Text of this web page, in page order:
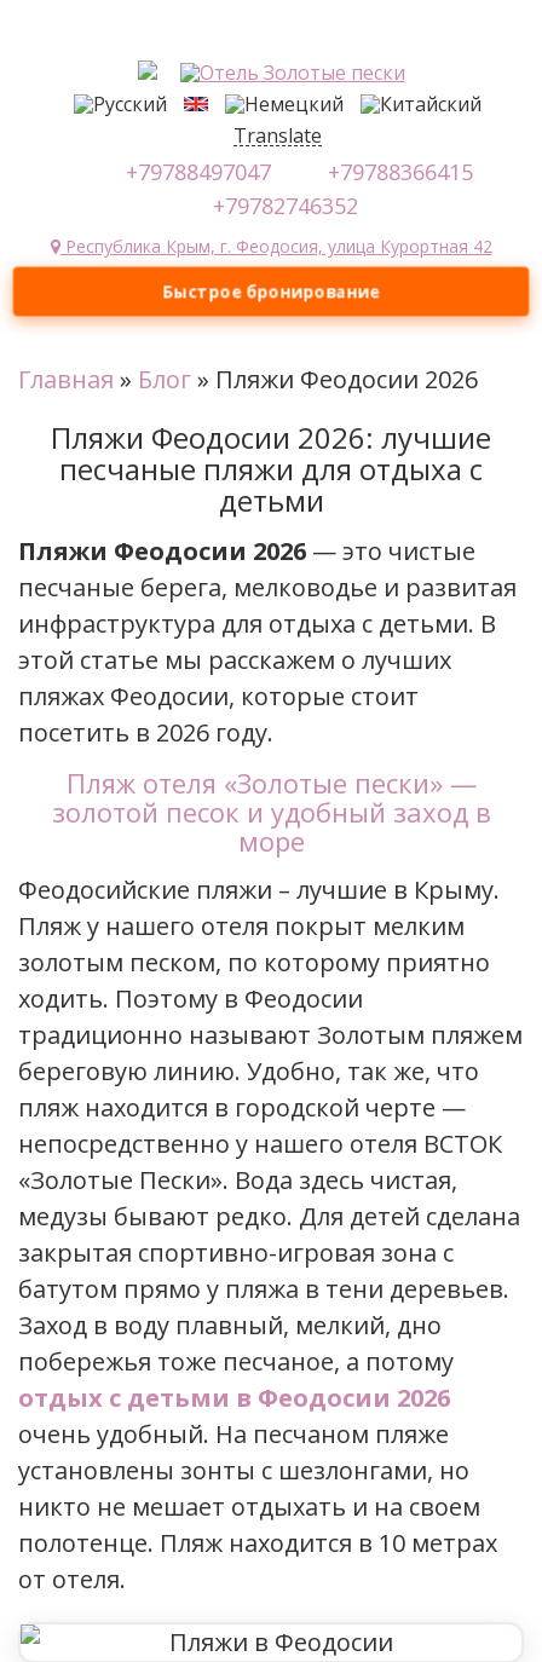
Translate
+79788497047
+79788366415
+79782746352
Республика Крым, г. Феодосия, улица Курортная 42
Быстрое бронирование
Главная » Блог» Пляжи Феодосии 2026
Пляжи Феодосии 2026: лучшие
песчаные пляжи для отдыха с
детьми
Пляжи Феодосии 2026 — это чистые
песчаные берега, мелководье и развитая
инфраструктура для отдыха с детьми. В
этой статье мы расскажем о лучших
пляжах Феодосии, которые стоит
посетить в 2026 году.
Пляж отеля «Золотые пески» —
золотой песок и удобный заход в
море
Феодосийские пляжи – лучшие в Крыму.
Пляж у нашего отеля покрыт мелким
золотым песком, по которому приятно
ходить. Поэтому в Феодосии
традиционно называют Золотым пляжем
береговую линию. Удобно, так же, что
пляж находится в городской черте —
непосредственно у нашего отеля ВСТОК
«Золотые Пески». Вода здесь чистая,
медузы бывают редко. Для детей сделана
закрытая спортивно-игровая зона с
батутом прямо у пляжа в тени деревьев.
Заход в воду плавный, мелкий, дно
побережья тоже песчаное, а потому
отдых с детьми в Феодосии 2026
очень удобный. На песчаном пляже
установлены зонты с шезлонгами, но
никто не мешает отдыхать и на своем
полотенце. Пляж находится в 10 метрах
от отеля.